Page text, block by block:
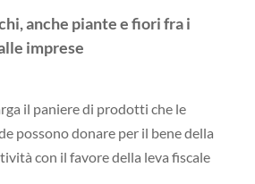
anche piante e fiori fra i
imprese
il paniere di prodotti che le
possono donare per il bene della
con il favore della leva fiscale